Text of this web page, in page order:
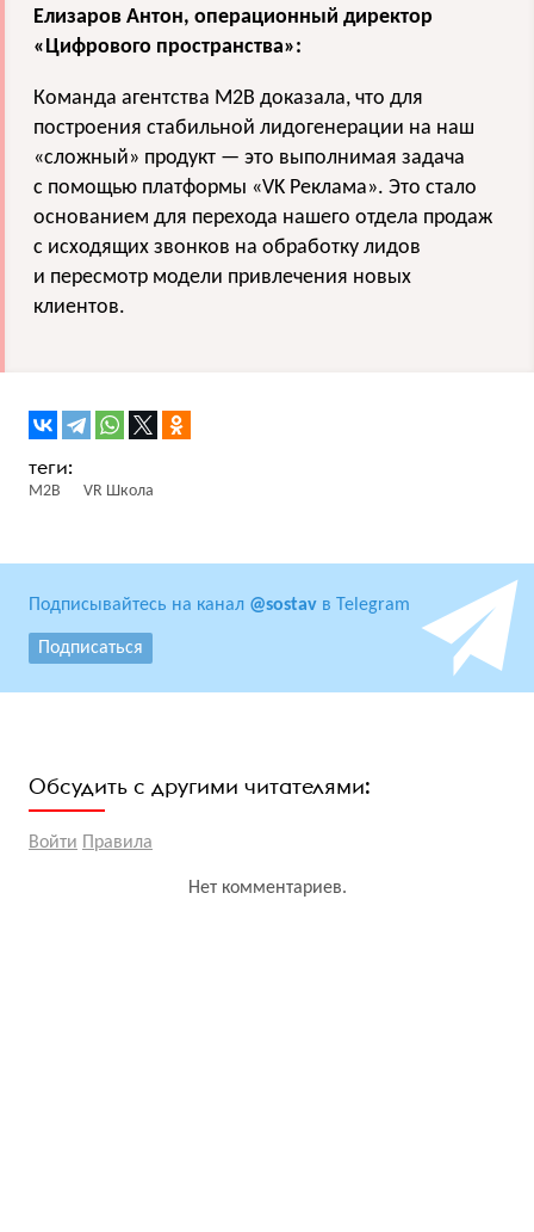
Елизаров Антон, операционный директор
«Цифрового пространства»:
Команда агентства M2B доказала, что для
построения стабильной лидогенерации на наш
«сложный» продукт — это выполнимая задача
с помощью платформы «VK Реклама». Это стало
основанием для перехода нашего отдела продаж
с исходящих звонков на обработку лидов
и пересмотр модели привлечения новых
клиентов.
M2B VR Школа
Подписывайтесь на канал @sostav в Telegram
Подписаться
Обсудить с другими читателями:
Войти Правила
Нет комментариев.